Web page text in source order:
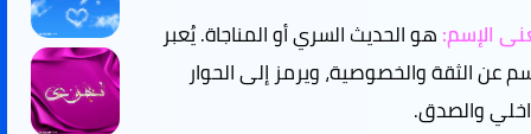
الإسم:هو الحديث السري أو المناجاة. يُعبر
عن الثقة والخصوصية، ويرمز إلى الحوار
والصدق.